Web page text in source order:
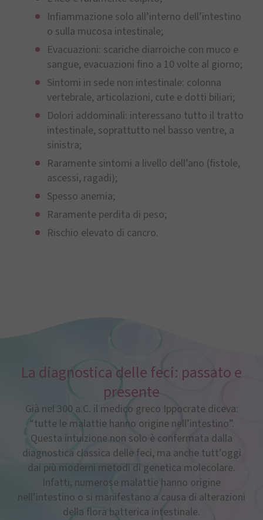
Infiammazione solo all’interno dell’intestino
o sulla mucosa intestinale;
Evacuazioni: scariche diarroiche con muco e
sangue, evacuazioni fino a 10 volte al giorno;
Sintomi in sede non intestinale: colonna
vertebrale, articolazioni, cute e dotti biliari;
Dolori addominali: interessano tutto il tratto
intestinale, soprattutto nel basso ventre, a
sinistra;
Raramente sintomi a livello dell’ano (fistole,
ascessi, ragadi);
Spesso anemia;
Raramente perdita di peso;
Rischio elevato di cancro.
La diagnostica delle feci: passato e
presente
Già nel 300 a.C. il medico greco Ippocrate diceva:
“tutte le malattie hanno origine nell’intestino”.
Questa intuizione non solo è confermata dalla
diagnostica classica delle feci, ma anche tutt’oggi
dai più moderni metodi di genetica molecolare.
Infatti, numerose malattie hanno origine
nell’intestino o si manifestano a causa di alterazioni
della flora batterica intestinale.